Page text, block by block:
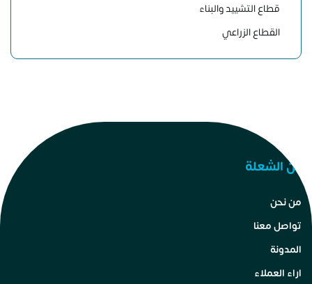
قطاع التشييد والبناء
القطاع الزراعي
عن الشعلة
من نحن
تواصل معنا
المدونة
اراء العملاء